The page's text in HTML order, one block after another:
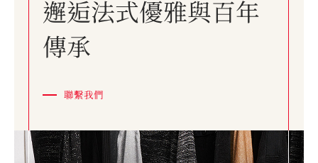
邂逅法式優雅與百年
傳承
聯繫我們